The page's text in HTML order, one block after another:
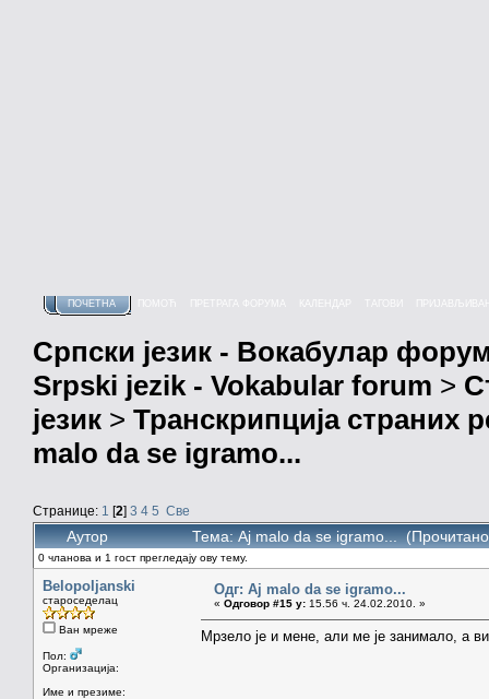
ПОЧЕТНА КАЛЕНДАР
Српски језик - Вокабулар
Srpski jezik - Vokabular forum >
језик > Транскрипција страних
malo da se igramo...
Странице: 1 [2] 3 4 5 Све
Аутор Тема: Aj malo da se igramo...
0 чланова и 1 гост прегледају ову тему.
Belopoljanski
староседелац
Ван мреже
Пол:
Организација:
Име и презиме:
Одг: Aj malo da se igramo...
« Одговор #15 у: 15.56 ч. 24.02.2010. »
Мрзело је и мене, али ме је занимало, а